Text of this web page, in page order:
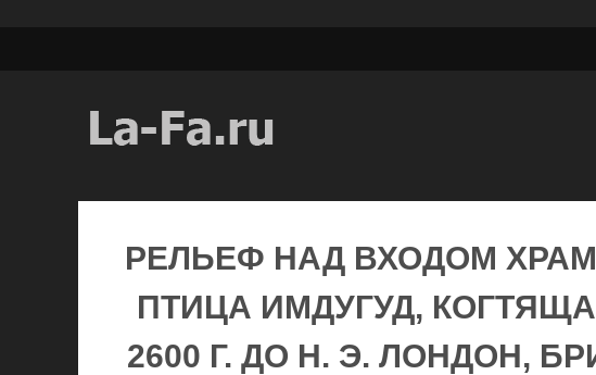
РЕЛЬЕФ НАД ВХОДОМ
ПТИЦА ИМДУГУД,
2600 Г. ДО Н. Э. ЛОНДОН,